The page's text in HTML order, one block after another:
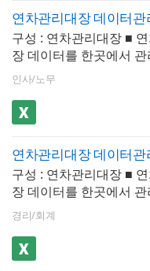
하고 월별 사용 현황을 분
면 연말 집중 현상을 예
TIP회계연도 기준 연차
램에서 가장 주의해야 할
입사자의 연차 보정 계산
적용하는 것입니다. 단순
수로 일할 계산한 연차가
이 될 수 있으므로 반드시
비교하여 유리한 쪽을 적
연차촉진 1차 통보는 매
초에 알림을 설정하고 전
발송을 준비하는 루틴을
일정에 고정하는 것이 핵
확인 3) 정산 내역 입력 →
는 퇴직 시 미사용 연차
여부, 금액, 처리 이력을
하여 보관
그치는 경우가 많습니다.
무에서는 전년도에 사용
연차가 이월되거나, 연도
용 연차를 수당으로 정산
본 프로그램은 이러한 실
그대로 반영하여 다음 두
을 핵심으로 제공합니다
적관리 : 전년도 미사용
연도로 자동 이월하여 누
차를 실시간으로 확인2)
연도말 또는 퇴직 시 미사
대한 수당 지급 여부, 지
리 내역을 직접 입력하여
: 사용방법, 사원목록, 연
별사용대장, 일별사용대
용내역서, 연차정산서(연
차개정법
구성 : 연차관리대장 ■
장 데이터를 한곳에서 관
무자동화 1. 반복적으로
출력하는 업무를 저장/관
습니다. 2. 검색을 통하여
이터를 불러와서 확인할
거나 출력할 수 있습니다.
리대장을 새로운 파일로
관리하거나 메일로 보낼
다.
인사/노무
구성 : 연차관리대장 ■
장 데이터를 한곳에서 관
무자동화 1. 반복적으로
출력하는 업무를 저장/관
습니다. 2. 검색을 통하여
이터를 불러와서 확인할
경리/회계